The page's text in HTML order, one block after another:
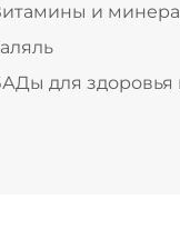
и
для здоровья